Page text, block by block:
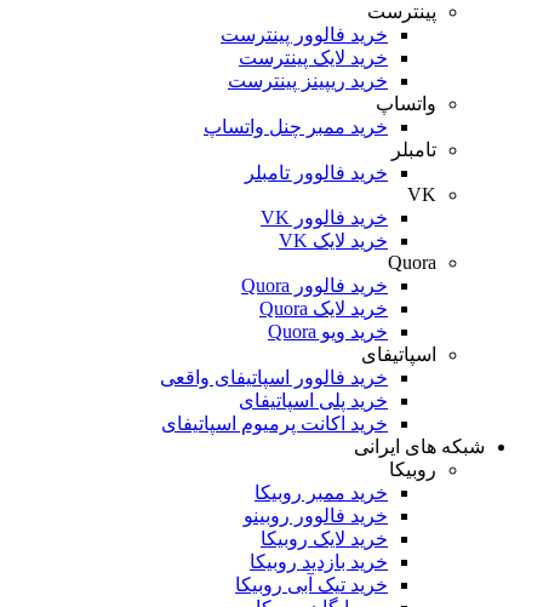
پینترست
خرید فالوور پینترست
خرید لایک پینترست
خرید ریپینز پینترست
واتساپ
خرید ممبر چنل واتساپ
خرید فالوور تامبلر
خرید فالوور VK
خرید لایک VK
خرید فالوور Quora
خرید لایک Quora
خرید ویو Quora
اسپاتیفای
خرید فالوور اسپاتیفای واقعی
خرید پلی اسپاتیفای
خرید اکانت پرمیوم اسپاتیفای
های ایرانی
خرید ممبر روبیکا
خرید فالوور روبینو
خرید لایک روبیکا
خرید بازدید روبیکا
خرید تیک آبی روبیکا